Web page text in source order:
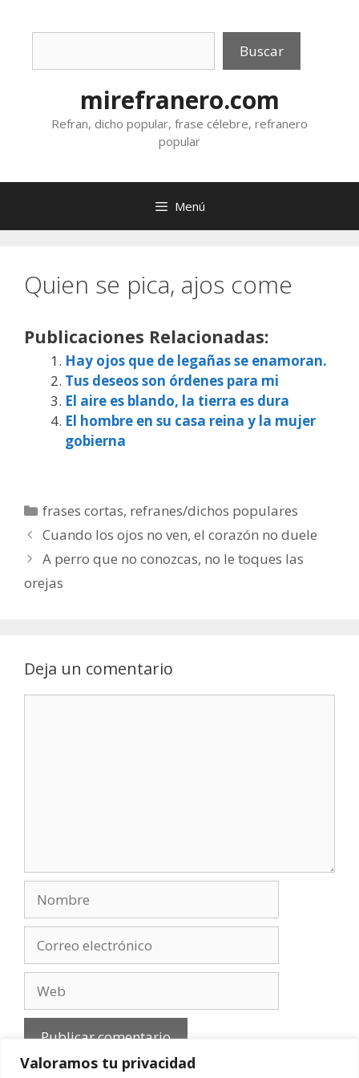
Valoramos tu privacidad
Buscar
mirefranero.com
Refran, dicho popular, frase célebre, refranero
popular
Menú
Quien se pica, ajos come
Publicaciones Relacionadas:
Hay ojos que de legañas se enamoran.
Tus deseos son órdenes para mi
El aire es blando, la tierra es dura
El hombre en su casa reina y la mujer
gobierna
Categorías
frases cortas, refranes/dichos populares
Cuando los ojos no ven, el corazón no duele
A perro que no conozcas, no le toques las
orejas
Deja un comentario
electrónico